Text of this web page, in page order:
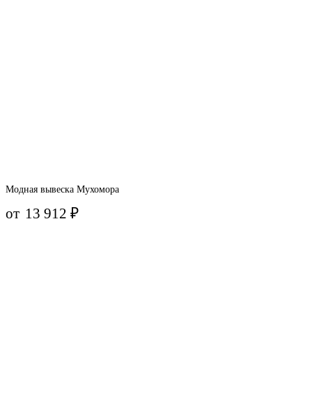
Модная вывеска Мухомора
от 13 912₽